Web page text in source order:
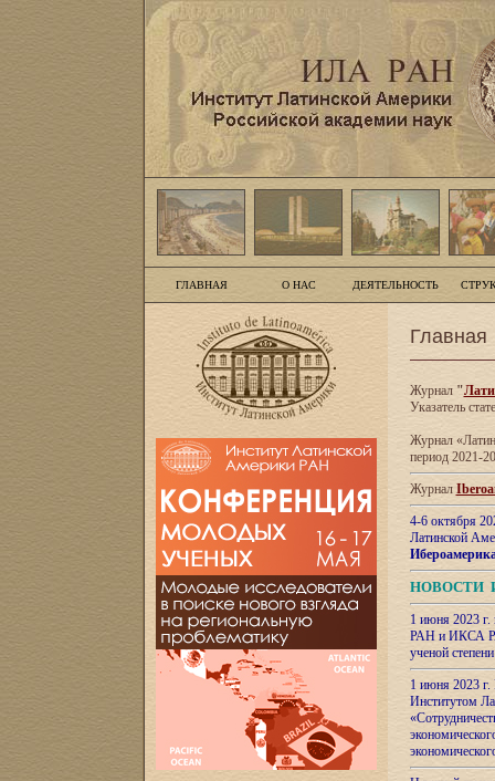
ГЛАВНАЯ О НАС ДЕЯТЕЛЬНОСТЬ
Главная
Журнал"
Указатель
Журнал
период 2021-
Журнал
4-6 октября
Латинской
НОВОСТИ
1 июня 2023
РАН и ИКСА
ученой
1 июня 2023
Институтом